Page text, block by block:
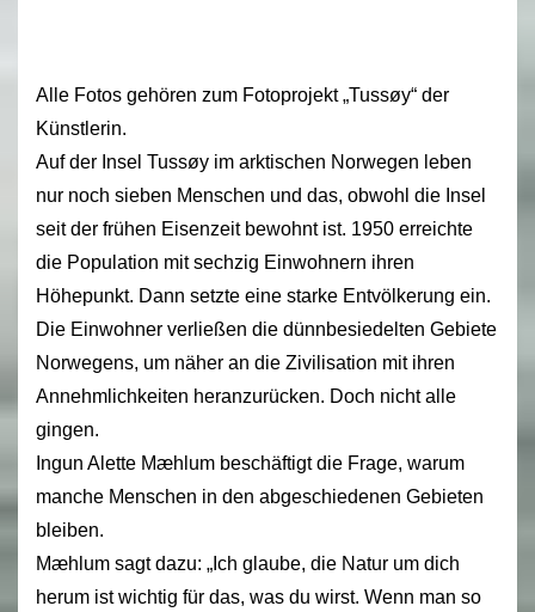
Alle Fotos gehören zum Fotoprojekt „Tussøy“ der
Künstlerin.
Auf der Insel Tussøy im arktischen Norwegen leben
nur noch sieben Menschen und das, obwohl die Insel
seit der frühen Eisenzeit bewohnt ist. 1950 erreichte
die Population mit sechzig Einwohnern ihren
Höhepunkt. Dann setzte eine starke Entvölkerung ein.
Die Einwohner verließen die dünnbesiedelten Gebiete
Norwegens, um näher an die Zivilisation mit ihren
Annehmlichkeiten heranzurücken. Doch nicht alle
gingen.
Ingun Alette Mæhlum beschäftigt die Frage, warum
manche Menschen in den abgeschiedenen Gebieten
bleiben.
Mæhlum sagt dazu: „Ich glaube, die Natur um dich
herum ist wichtig für das, was du wirst. Wenn man so